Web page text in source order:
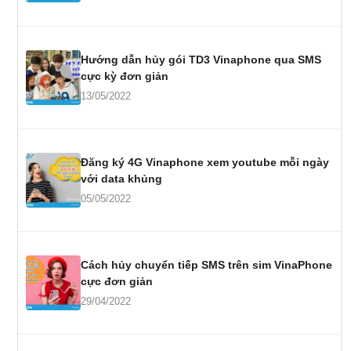
Hướng dẫn hủy gói TD3 Vinaphone qua SMS
cực kỳ đơn giản
13/05/2022
Đăng ký 4G Vinaphone xem youtube mỗi ngày
với data khủng
05/05/2022
Cách hủy chuyển tiếp SMS trên sim VinaPhone
cực đơn giản
29/04/2022